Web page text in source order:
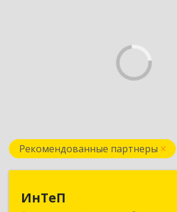
Рекомендованные партнеры
ИнТеП